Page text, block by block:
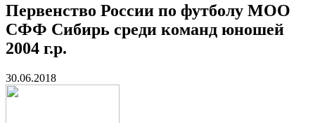
Первенство России по футболу МОО
СФФ Сибирь среди команд юношей
2004 г.р.
30.06.2018